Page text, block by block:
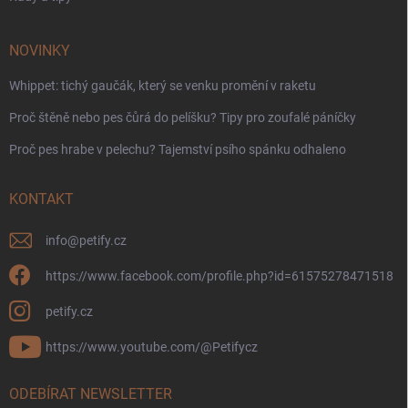
NOVINKY
Whippet: tichý gaučák, který se venku promění v raketu
Proč štěně nebo pes čůrá do pelíšku? Tipy pro zoufalé páníčky
Proč pes hrabe v pelechu? Tajemství psího spánku odhaleno
KONTAKT
info@petify.cz
https://www.facebook.com/profile.php?id=61575278471518
petify.cz
https://www.youtube.com/@Petifycz
ODEBÍRAT NEWSLETTER